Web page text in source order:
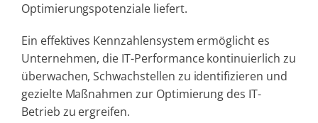
Optimierungspotenziale liefert.
Ein effektives Kennzahlensystem ermöglicht es
Unternehmen, die IT-Performance kontinuierlich zu
überwachen, Schwachstellen zu identifizieren und
gezielte Maßnahmen zur Optimierung des IT-
Betrieb zu ergreifen.